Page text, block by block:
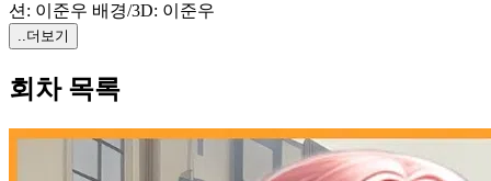
션: 이준우 배경/3D: 이준우
..더보기
회차 목록